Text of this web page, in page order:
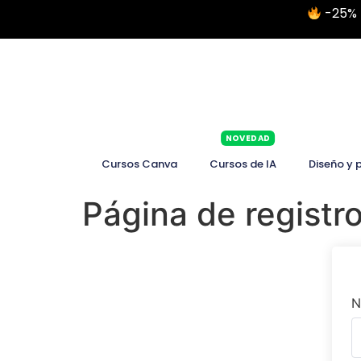
-25%
Cursos Canva Cursos de IA
NOVEDAD
Diseño y
Página de